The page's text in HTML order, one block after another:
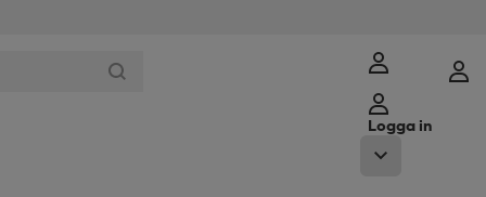
Logga in